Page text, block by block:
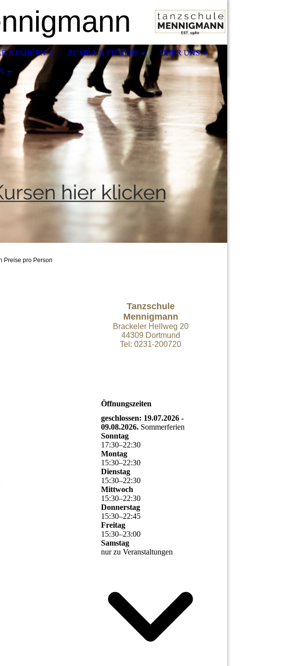
8 JAHREN ZUMBA & FITNESS ÜBER UNS
Preise pro Person
Tanzschule
Mennigmann
Brackeler Hellweg 20
44309 Dortmund
Tel: 0231-200720
Öffnungszeiten
geschlossen: 19.07.2026 -
09.08.2026. Sommerferien
Sonntag
17:30–22:30
Montag
15:30–22:30
Dienstag
15:30–22:30
Mittwoch
15:30–22:30
Donnerstag
15:30–22:45
Freitag
15:30–23:00
Samstag
nur zu Veranstaltungen